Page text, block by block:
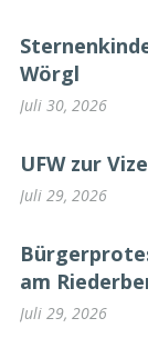
Wörgl
Juli 30, 2026
UFW zur
Juli 29, 2026
am
Juli 29, 2026